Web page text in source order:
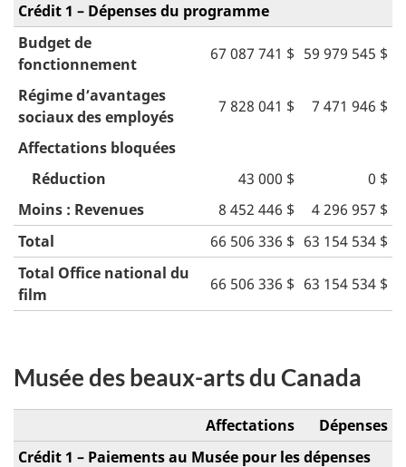
Crédit 1 – Dépenses du programme
Budget de
fonctionnement
67 087 741 $ 59 979 545 $
Régime d’avantages
sociaux des employés
7 828 041 $ 7 471 946 $
Affectations bloquées
Réduction
43 000 $
0 $
Moins : Revenues
8 452 446 $
4 296 957 $
Total
66 506 336 $ 63 154 534 $
Total Office national du
film
66 506 336 $ 63 154 534 $
Musée des beaux-arts du Canada
Affectations
Dépenses
Crédit 1 – Paiements au Musée pour les dépenses